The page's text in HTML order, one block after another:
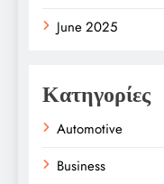
June 2025
Κατηγορίες
Automotive
Business